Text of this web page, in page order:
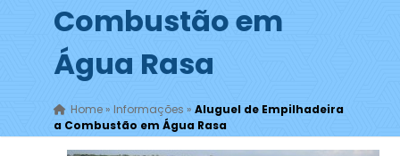
Combustão em
Água Rasa
Home» Informações » Aluguel de Empilhadeira
a Combustão em Água Rasa